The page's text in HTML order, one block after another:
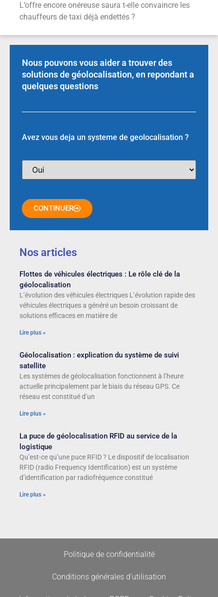
L’offre encore onéreuse saura t-elle convaincre les
chauffeurs de taxi déjà endettés ?
Nous pouvons vous aider a trouver des
solutions de géolocalisation, en repondant a
quelques questions
Avez vous deja un systeme de geolocalisation ?
CONTINUER
Nos articles
Flottes de véhicules électriques : Le rôle clé de la
géolocalisation
L’évolution des véhicules électriques L’évolution rapide des
véhicules électriques a généré un besoin croissant de
solutions efficaces en matière de
Lire plus »
Géolocalisation : explication du système de suivi
satellite
Les systèmes de géolocalisation fonctionnent à l’heure
actuelle principalement par le biais du réseau GPS. Ce
réseau est constitué d’un
Lire plus »
La puce de géolocalisation RFID au service de la
logistique
Qu’est-ce qu’une puce RFID ? Le dispositif de localisation
RFID (radio Frequency Identification) est un système
d’identification par radiofréquence constitué
Lire plus »
Politique de confidentialité
Conditions générales d’utilisation